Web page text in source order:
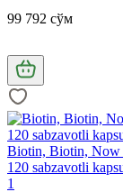
99 792 сўм
Biotin, Biotin, Now
120 sabzavotli
1